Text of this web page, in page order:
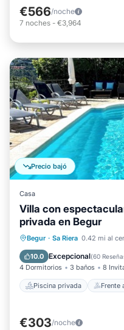
€566/noche
7 noches - €3,964
Precio bajó
Casa
Villa con
privada en Begur
Begur · Sa Riera 0.42 mi al
10.0 Excepcional(60
4 Dormitorios 3 baños 8
Piscina privada Frente
Piscina privada
Piscina
€303/noche